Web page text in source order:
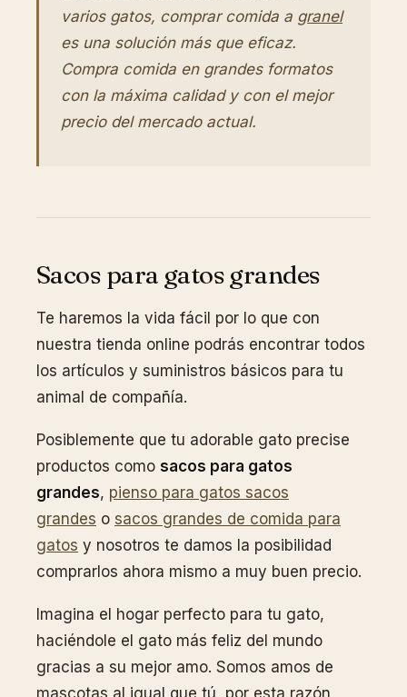
varios gatos, comprar comida a granel
es una solución más que eficaz.
Compra comida en grandes formatos
con la máxima calidad y con el mejor
precio del mercado actual.
Sacos para gatos grandes
Te haremos la vida fácil por lo que con
nuestra tienda online podrás encontrar todos
los artículos y suministros básicos para tu
animal de compañía.
Posiblemente que tu adorable gato precise
productos como sacos para gatos
grandes, pienso para gatos sacos
grandes o sacos grandes de comida para
gatos y nosotros te damos la posibilidad
comprarlos ahora mismo a muy buen precio.
Imagina el hogar perfecto para tu gato,
haciéndole el gato más feliz del mundo
gracias a su mejor amo. Somos amos de
mascotas al igual que tú, por esta razón